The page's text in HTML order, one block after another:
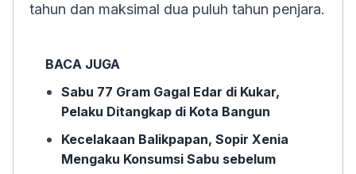
tahun dan maksimal dua puluh tahun penjara.
BACA JUGA
Sabu 77 Gram Gagal Edar di Kukar,
Pelaku Ditangkap di Kota Bangun
Kecelakaan Balikpapan, Sopir Xenia
Mengaku Konsumsi Sabu sebelum